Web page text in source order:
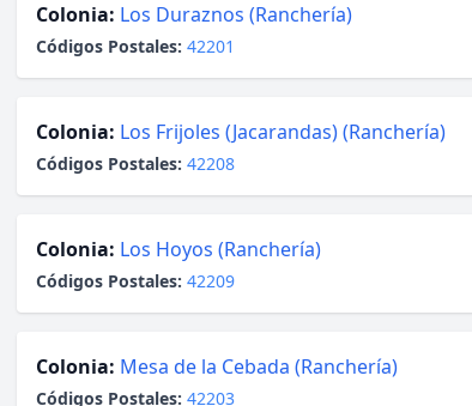
Colonia: Los Duraznos (Ranchería)
Códigos Postales: 42201
Colonia: Los Frijoles (Jacarandas) (Ranchería)
Códigos Postales: 42208
Colonia: Los Hoyos (Ranchería)
Códigos Postales: 42209
Colonia: Mesa de la Cebada (Ranchería)
Códigos Postales: 42203